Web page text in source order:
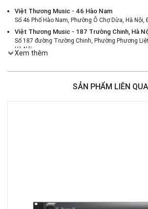
Việt Thương Music - 46 Hào Nam
Số 46 Phố Hào Nam, Phường Ô Chợ Dừa, Hà Nội,
Việt Thương Music - 187 Trường Chinh, Hà
Số 187 đường Trường Chinh, Phường Phương
Hà Nội
Việt Thương Music - 369 Điện Biên Phủ
Quận Gò Vấp, Hồ Chí Minh
Xem thêm
SẢN PHẨM LIÊN